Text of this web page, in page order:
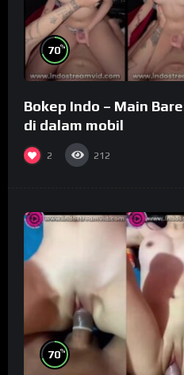
70%
Bokep Indo – Main
di dalam mobil
2 212
70%